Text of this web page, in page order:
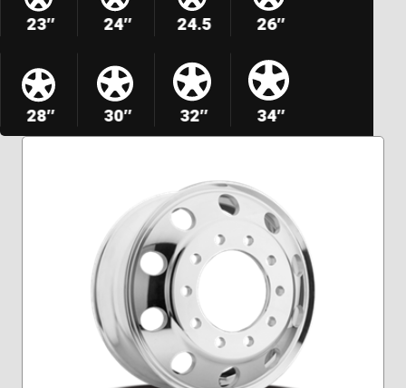
23″ 24″ 24.5 26″
28″ 30″ 32″ 34″